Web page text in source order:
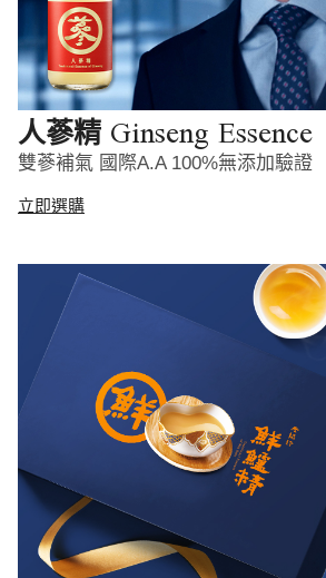
人蔘精 Ginseng Essence
雙蔘補氣 國際A.A 100%無添加驗證
立即選購